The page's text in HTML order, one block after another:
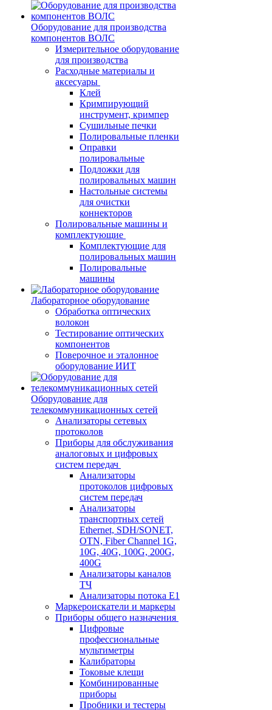
Оборудование для производства
компонентов ВОЛС
Измерительное оборудование
для производства
Расходные материалы и
аксесуары
Клей
Кримпирующий
инструмент, кримпер
Сушильные печки
Полировальные пленки
Оправки
полировальные
Подложки для
полировальных машин
Настольные системы
для очистки
коннекторов
Полировальные машины и
комплектующие
Комплектующие для
полировальных машин
Полировальные
машины
Лабораторное оборудование
Обработка оптических
волокон
Тестирование оптических
компонентов
Поверочное и эталонное
оборудование ИИТ
Оборудование для
телекоммуникационных сетей
Анализаторы сетевых
протоколов
Приборы для обслуживания
аналоговых и цифровых
систем передач
Анализаторы
протоколов цифровых
систем передач
Анализаторы
транспортных сетей
Ethernet, SDH/SONET,
OTN, Fiber Channel 1G,
10G, 40G, 100G, 200G,
400G
Анализаторы каналов
ТЧ
Анализаторы потока Е1
Маркероискатели и маркеры
Приборы общего назначения
Цифровые
профессиональные
мультиметры
Калибраторы
Токовые клещи
Комбинированные
приборы
Пробники и тестеры